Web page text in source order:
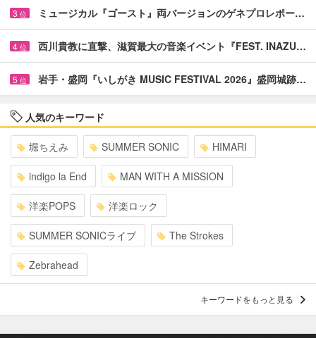
3 位 ミュージカル『ゴースト』両バージョンのゲネプロレポー…
4 位 西川貴教に直撃、滋賀最大の音楽イベント『FEST. INAZU…
5 位 岩手・盛岡『いしがき MUSIC FESTIVAL 2026』盛岡城跡…
人気のキーワード
堀ちえみ SUMMER SONIC HIMARI
indigo la End MAN WITH A MISSION
洋楽POPS 洋楽ロック
SUMMER SONICライブ The Strokes
Zebrahead
キーワードをもっと見る